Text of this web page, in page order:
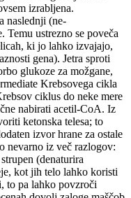
izrabljena.
naslednji (ne-
Temu ustrezno se poveča
ki jo lahko izvajajo,
gena). Jetra sproti
glukoze za možgane,
Krebsovega cikla
ciklus do neke mere
nabirati acetil-CoA. Iz
ketonska telesa; to
izvor hrane za ostale
nevarno iz več razlogov:
(denaturira
kot jih telo lahko koristi
to pa lahko povzroči